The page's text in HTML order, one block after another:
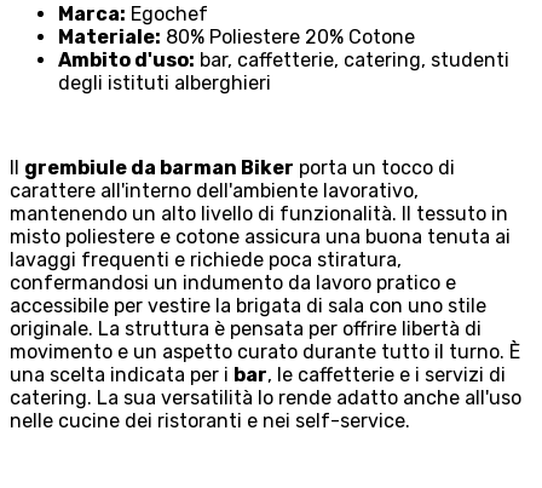
Marca: Egochef
Materiale: 80% Poliestere 20% Cotone
Ambito d'uso: bar, caffetterie, catering, studenti
degli istituti alberghieri
Il grembiule da barman Biker porta un tocco di
carattere all'interno dell'ambiente lavorativo,
mantenendo un alto livello di funzionalità. Il tessuto in
misto poliestere e cotone assicura una buona tenuta ai
lavaggi frequenti e richiede poca stiratura,
confermandosi un indumento da lavoro pratico e
accessibile per vestire la brigata di sala con uno stile
originale. La struttura è pensata per offrire libertà di
movimento e un aspetto curato durante tutto il turno. È
una scelta indicata per i bar, le caffetterie e i servizi di
catering. La sua versatilità lo rende adatto anche all'uso
nelle cucine dei ristoranti e nei self-service.